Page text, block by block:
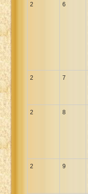
2 6
2 7
2 8
2 9